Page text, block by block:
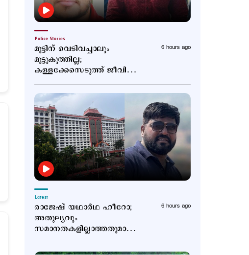
Police Stories
മുട്ടിന് വെടിവച്ചാലും
മുട്ടുകുത്തില്ല;
കള്ളക്കേസെടുത്ത് ജീവിതം
പോസ്റ്റുമായി അര്‍ജുന്‍
6 hours ago
Latest
രാജേഷ് യഥാർഥ ഹീറോ;
അതുല്യവും
സമാനതകളില്ലാത്തതുമായ
6 hours ago